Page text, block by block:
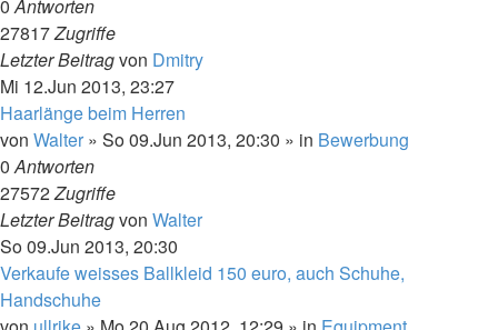
0Antworten
27817Zugriffe
Letzter Beitragvon Dmitry
Mi 12.Jun 2013, 23:27
Haarlänge beim Herren
von Walter » So 09.Jun 2013, 20:30 » in Bewerbung
0Antworten
27572Zugriffe
Letzter Beitragvon Walter
So 09.Jun 2013, 20:30
Verkaufe weisses Ballkleid 150 euro, auch Schuhe,
Handschuhe